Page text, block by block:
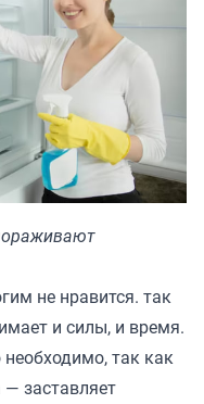
не нравится. так
и силы, и время.
так как
— заставляет